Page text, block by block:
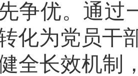
争优。通过
化为党员干
全长效机制